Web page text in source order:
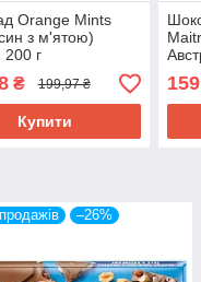
Orange Mints
з м'ятою)
200 г
₴ 199,97 ₴
Купити
–26%